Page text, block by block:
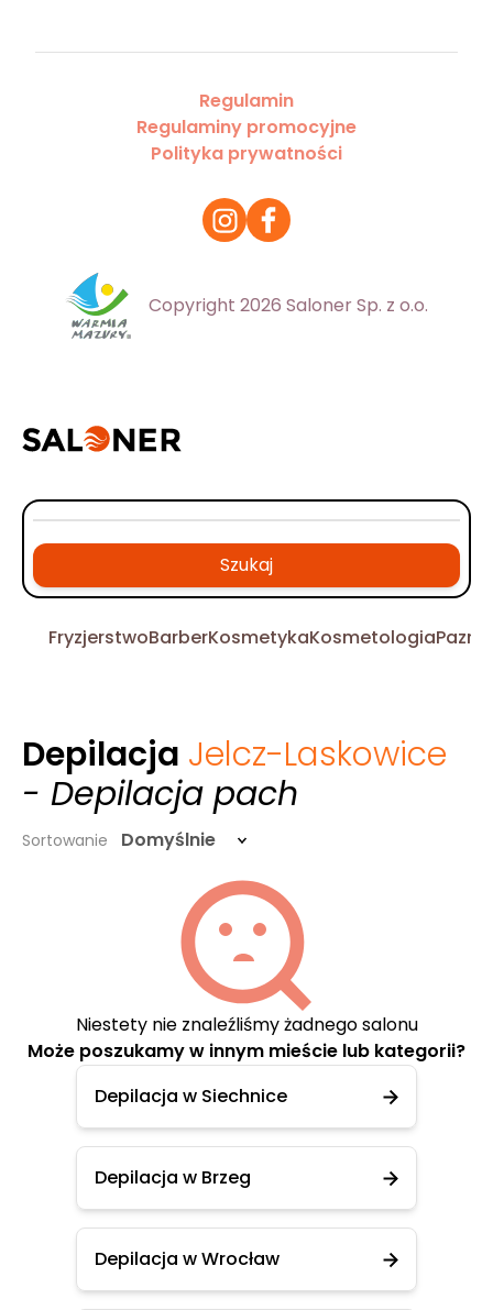
Regulamin
Regulaminy promocyjne
Polityka prywatności
Copyright 2026 Saloner Sp. z o.o.
Szukaj
FryzjerstwoBarberKosmetykaKosmetologia
Depilacja Jelcz-Laskowice
- Depilacja pach
Sortowanie Domyślnie
Niestety nie znaleźliśmy żadnego salonu
Może poszukamy w innym mieście lub kategorii?
Depilacja w Siechnice
Depilacja w Brzeg
Depilacja w Wrocław